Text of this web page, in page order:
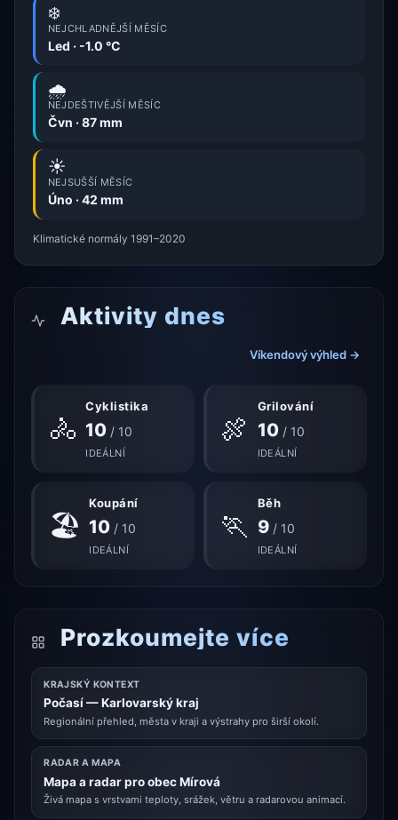
❄️
NEJCHLADNĚJŠÍ MĚSÍC
Led · -1.0 °C
🌧️
NEJDEŠTIVĚJŠÍ MĚSÍC
Čvn · 87 mm
☀️
NEJSUŠŠÍ MĚSÍC
Úno · 42 mm
Klimatické normály 1991–2020
Aktivity dnes
Víkendový výhled →
🚴
Cyklistika
10 / 10
IDEÁLNÍ
🍖
Grilování
10/ 10
IDEÁLNÍ
🏖
Koupání
10 / 10
IDEÁLNÍ
🏃
Běh
9/ 10
IDEÁLNÍ
Prozkoumejte více
KRAJSKÝ KONTEXT
Počasí — Karlovarský kraj
Regionální přehled, města v kraji a výstrahy pro širší okolí.
RADAR A MAPA
Mapa a radar pro obec Mírová
Živá mapa s vrstvami teploty, srážek, větru a radarovou animací.